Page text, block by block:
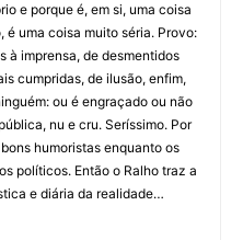
e porque é, em si, uma coisa
é uma coisa muito séria. Provo:
à imprensa, de desmentidos
cumpridas, de ilusão, enfim,
ou é engraçado ou não
nu e cru. Seríssimo. Por
humoristas enquanto os
políticos. Então o Ralho traz a
e diária da realidade…